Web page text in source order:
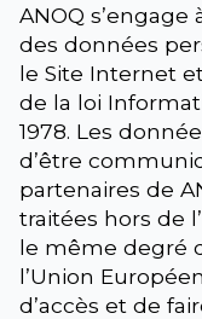
ANOQ
des données
le Site Internet
de la loi
1978. Les
d’être
partenaires de
traitées hors de
le même degré
l’Union
d’accès et de